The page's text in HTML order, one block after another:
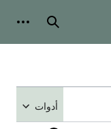
بحث
أدوات